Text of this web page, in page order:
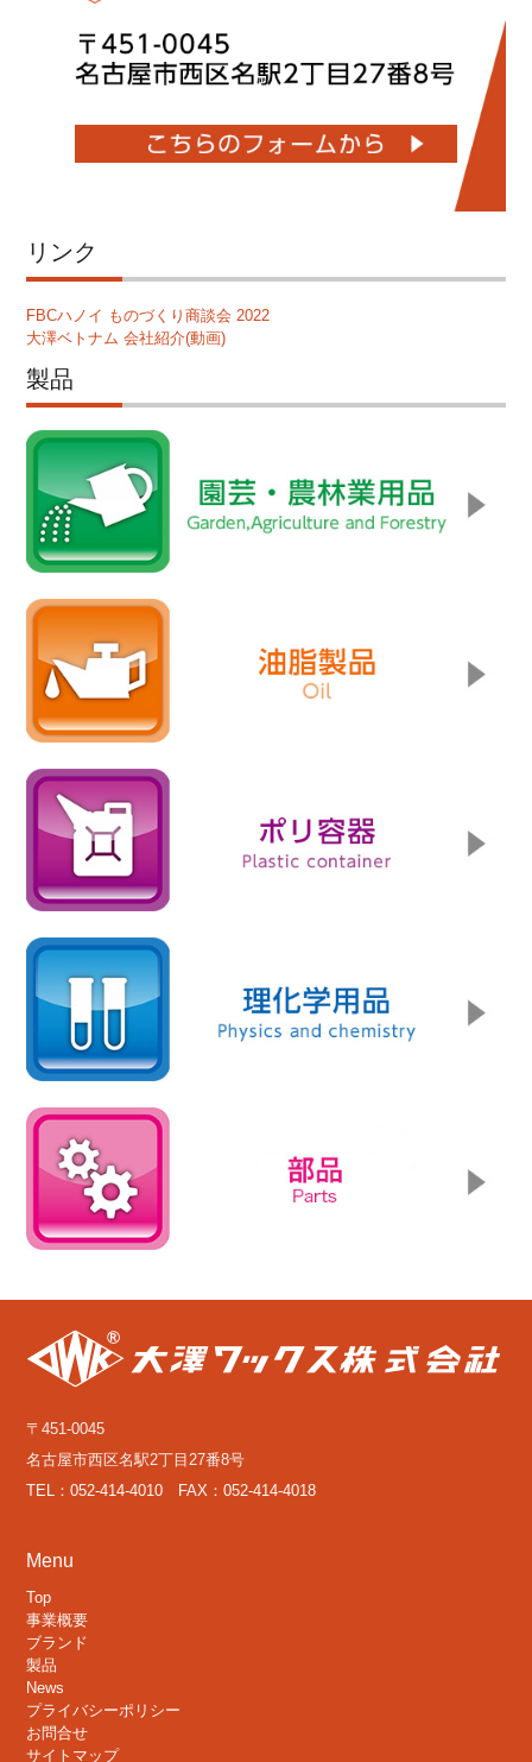
リンク
FBCハノイ ものづくり商談会 2022
大澤ベトナム 会社紹介(動画)
製品
〒451-0045
名古屋市西区名駅2丁目27番8号
TEL：052-414-4010 FAX：052-414-4018
Menu
Top
事業概要
ブランド
製品
News
プライバシーポリシー
お問合せ
サイトマップ